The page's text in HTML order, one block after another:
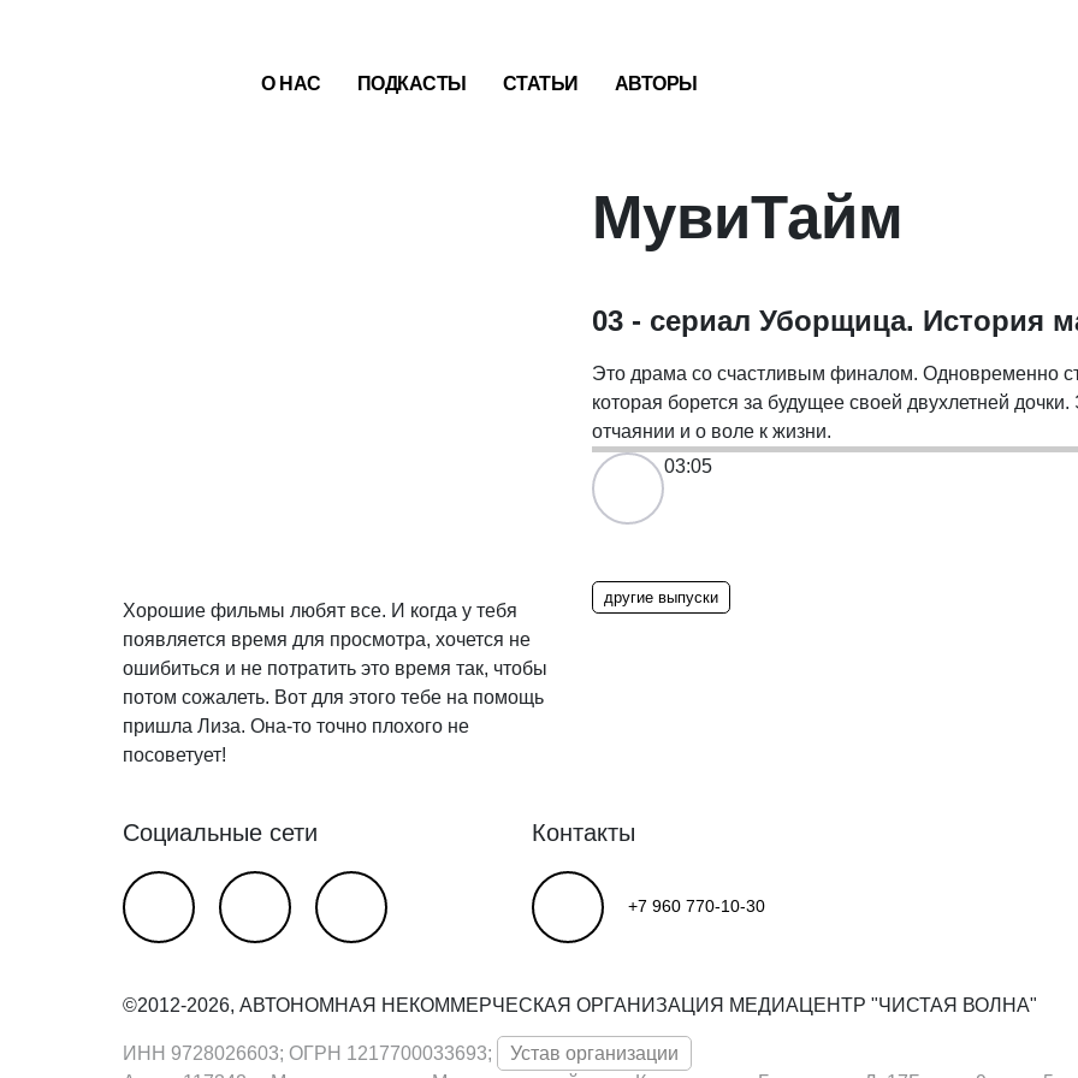
О НАС ПОДКАСТЫ СТАТЬИ АВТОРЫ
Хорошие фильмы любят все. И когда у тебя
появляется время для просмотра, хочется не
ошибиться и не потратить это время так, чтобы
потом сожалеть. Вот для этого тебе на помощь
пришла Лиза. Она-то точно плохого не
посоветует!
МувиТайм
03 - сериал Уборщица. История
Это драма со счастливым финалом. Одновременно
которая борется за будущее своей двухлетней
отчаянии и о воле к жизни.
03:05
другие выпуски
Социальные сети Контакты
+7 960 770-10-30
©2012-2026, АВТОНОМНАЯ НЕКОММЕРЧЕСКАЯ ОРГАНИЗАЦИЯ МЕДИАЦЕНТР "ЧИСТАЯ ВОЛНА"
ИНН 9728026603; ОГРН 1217700033693;
Устав организации